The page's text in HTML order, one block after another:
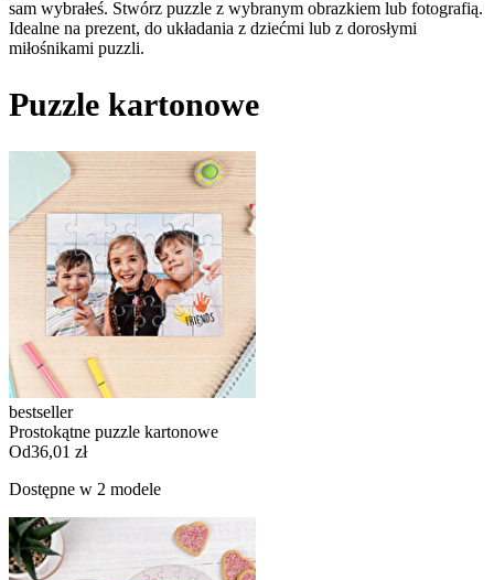
sam wybrałeś. Stwórz puzzle z wybranym obrazkiem lub fotografią.
Idealne na prezent, do układania z dziećmi lub z dorosłymi
miłośnikami puzzli.
Puzzle kartonowe
bestseller
Prostokątne puzzle kartonowe
Od36,01 zł
Dostępne w 2 modele